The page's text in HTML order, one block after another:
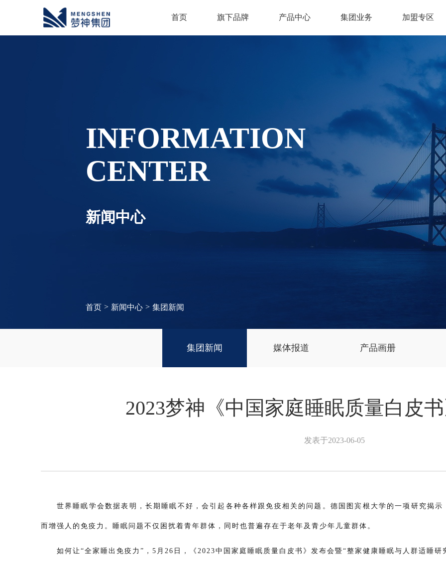
首页 旗下品牌 产品中心
MSJ2111
MSP2470
集团业务 加盟专区
INFORMATION
CENTER
新闻中心
首页 > 新闻中心 > 集团新闻
集团新闻 媒体报道 产品画册
2023梦神《中国家庭睡眠质量白皮
发表于2023-06-05
世界睡眠学会数据表明，长期睡眠不好，会引起各种各样跟免疫相关的问题。德国图宾根大学的一项研究揭
而增强人的免疫力。睡眠问题不仅困扰着青年群体，同时也普遍存在于老年及青少年儿童群体。
如何让“全家睡出免疫力”，5月26日，《2023中国家庭睡眠质量白皮书》发布会暨“整家健康睡眠与人群适睡研